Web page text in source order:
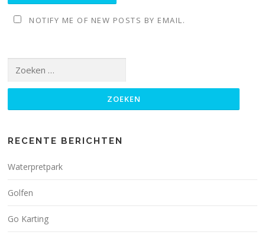
NOTIFY ME OF NEW POSTS BY EMAIL.
naar:
RECENTE BERICHTEN
Waterpretpark
Golfen
Go Karting